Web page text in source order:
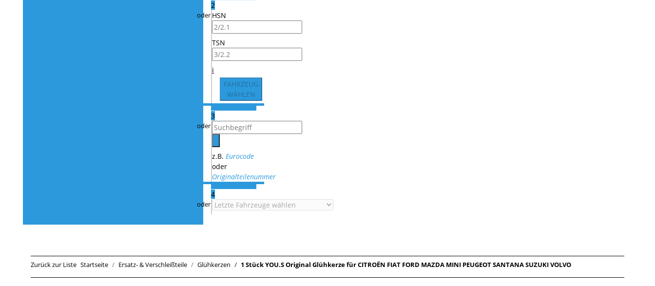
2
HSN
TSN
i
FAHRZEUG
WÄHLEN
3
z.B. Eurocode
oder
Originalteilenummer
4
Zurück zur Liste Startseite Ersatz- & Verschleißteile Glühkerzen 1 Stück YOU.S Original Glühkerze für CITROËN FIAT FORD MAZDA MINI PEUGEOT SANTANA SUZUKI VOLVO